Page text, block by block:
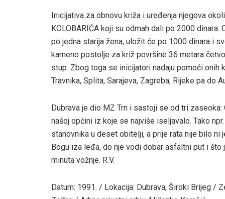
Inicijativa za obnovu križa i uređenja njegova
KOLOBARIĆA koji su odmah dali po 2000
po jedna starija žena, uložit će po 1000 dinara i
kameno postolje za križ površine 36 metara
stup. Zbog toga se inicijatori nadaju pomoći
Travnika, Splita, Sarajeva, Zagreba, Rijeke pa do
Dubrava je dio MZ Trn i sastoji se od tri
našoj općini iz koje se najviše iseljavalo. Tako
stanovnika u deset obitelji, a prije rata nije bilo
Bogu iza leđa, do nje vodi dobar asfaltni put i
minuta vožnje. R.V.
Datum: 1991. / Lokacija: Dubrava, Široki Brijeg /